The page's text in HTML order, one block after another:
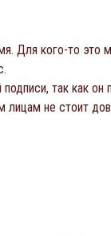
Для кого-то это
так как он
лицам не стоит